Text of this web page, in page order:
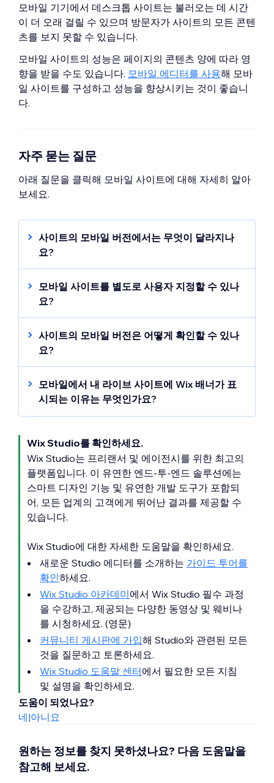
모바일 기기에서 데스크톱 사이트는 불러오는 데 시간
이 더 오래 걸릴 수 있으며 방문자가 사이트의 모든 콘텐
츠를 보지 못할 수 있습니다.
모바일 사이트의 성능은 페이지의 콘텐츠 양에 따라 영
향을 받을 수도 있습니다. 모바일 에디터를 사용해 모바
일 사이트를 구성하고 성능을 향상시키는 것이 좋습니
다.
자주 묻는 질문
아래 질문을 클릭해 모바일 사이트에 대해 자세히 알아
보세요.
사이트의 모바일 버전에서는 무엇이 달라지나
요?
Wix는 모바일 화면에 맞게 사이트 콘텐츠의 크
기를 자동으로 조정하고 사이트의 모바일 버전
에 최적화되지 않은 데스크톱 에디터의 모든 요
최신 Wix 에디터 환경을 사용 중이라면, 명확하
고 논리적인 구조를 보장하기 위해 사이트 레이
아웃 또한 자동으로 조정됩니다.
모바일 사이트를 별도로 사용자 지정할 수 있나
요?
물론입니다.모바일 에디터를 사용해 데스크톱
요소를 관리 및 조정, 모바일 전용 요소를 추가
및 사용자 지정, 모바일 도구를 추가할 수 있습
사이트의 모바일 버전은 어떻게 확인할 수 있나
요?
모바일 최적화 사이트를 확인하려면, 모바일 기
기의 브라우저에 사이트 URL을 입력하세요.
모바일에서 내 라이브 사이트에 Wix 배너가 표
시되는 이유는 무엇인가요?
Wix 에디터로 무료 사이트 구축 시에는 데스크
너가 표시됩니다. 해당 배너를 제거하려면
트를 업그레이드해야 합니다.
프리미엄 플랜으로 업그레이드하기 전 모바일
사이트를 게시한 경우, 배너가 계속 표시됩니
다. 모바일 에디터에서 사이트를 열고
도움말: 사이트 업그레이드 또는 도메인 연결 시
에는 모바일 사이트 상단에서 방문자가Wix 회
원 앱을 다운로드하도록 초대하는 배너
화할 수 있습니다.
Wix Studio를 확인하세요.
Wix Studio는 프리랜서 및 에이전시를 위한 최고의
플랫폼입니다. 이 유연한 엔드-투-엔드 솔루션에는
스마트 디자인 기능 및 유연한 개발 도구가 포함되
어, 모든 업계의 고객에게 뛰어난 결과를 제공할 수
있습니다.
Wix Studio에 대한 자세한 도움말을 확인하세요.
새로운 Studio 에디터를 소개하는 가이드 투어를
확인하세요.
Wix Studio 아카데미에서 Wix Studio 필수 과정
을 수강하고, 제공되는 다양한 동영상 및 웨비나
를 시청하세요. (영문)
커뮤니티 게시판에 가입해 Studio와 관련된 모든
것을 질문하고 토론하세요.
Wix Studio 도움말 센터에서 필요한 모든 지침
및 설명을 확인하세요.
도움이 되었나요?
네|아니요
원하는 정보를 찾지 못하셨나요? 다음 도움말을
참고해 보세요.